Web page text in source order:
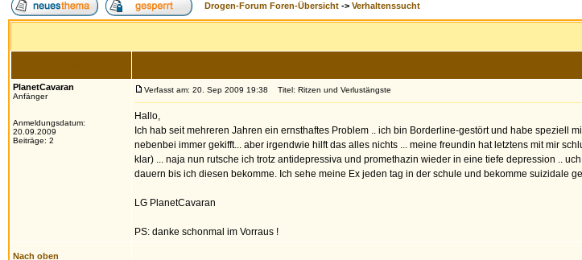
Drogen-Forum Foren-Übersicht -> Verhaltenssucht
PlanetCavaran
Anfänger
Anmeldungsdatum:
20.09.2009
Beiträge: 2
Verfasst am: 20. Sep 2009 19:38 Titel: Ritzen und Verlustängste
Hallo,
Ich hab seit mehreren Jahren ein ernsthaftes Problem .. ich bin Borderline-gestört und habe speziell
nebenbei immer gekifft... aber irgendwie hilft das alles nichts ... meine freundin hat letztens mit mir
klar) ... naja nun rutsche ich trotz antidepressiva und promethazin wieder in eine tiefe depression ..
dauern bis ich diesen bekomme. Ich sehe meine Ex jeden tag in der schule und bekomme suizidale
LG PlanetCavaran
PS: danke schonmal im Vorraus !
Nach oben